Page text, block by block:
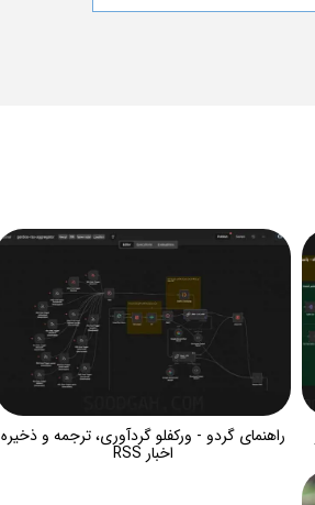
راهنمای گردو - ورکفلو گردآوری، ترجمه و ذخیره
اخبار RSS